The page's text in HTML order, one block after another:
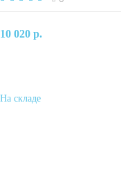
10 020 р.В корзину